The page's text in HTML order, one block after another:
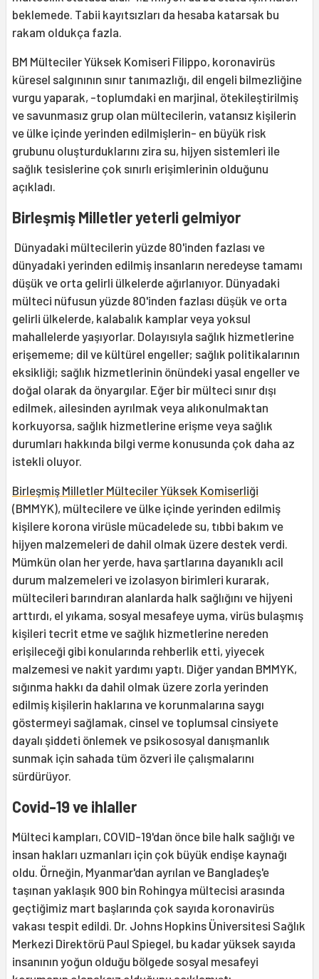
beklemede. Tabii kayıtsızları da hesaba katarsak bu
rakam oldukça fazla.
BM Mülteciler Yüksek Komiseri Filippo, koronavirüs
küresel salgınının sınır tanımazlığı, dil engeli bilmezliğine
vurgu yaparak, -toplumdaki en marjinal, ötekileştirilmiş
ve savunmasız grup olan mültecilerin, vatansız kişilerin
ve ülke içinde yerinden edilmişlerin- en büyük risk
grubunu oluşturduklarını zira su, hijyen sistemleri ile
sağlık tesislerine çok sınırlı erişimlerinin olduğunu
açıkladı.
Birleşmiş Milletler yeterli gelmiyor
Dünyadaki mültecilerin yüzde 80'inden fazlası ve
dünyadaki yerinden edilmiş insanların neredeyse tamamı
düşük ve orta gelirli ülkelerde ağırlanıyor. Dünyadaki
mülteci nüfusun yüzde 80'inden fazlası düşük ve orta
gelirli ülkelerde, kalabalık kamplar veya yoksul
mahallelerde yaşıyorlar. Dolayısıyla sağlık hizmetlerine
erişememe; dil ve kültürel engeller; sağlık politikalarının
eksikliği; sağlık hizmetlerinin önündeki yasal engeller ve
doğal olarak da önyargılar. Eğer bir mülteci sınır dışı
edilmek, ailesinden ayrılmak veya alıkonulmaktan
korkuyorsa, sağlık hizmetlerine erişme veya sağlık
durumları hakkında bilgi verme konusunda çok daha az
istekli oluyor.
Birleşmiş Milletler Mülteciler Yüksek Komiserliği
(BMMYK), mültecilere ve ülke içinde yerinden edilmiş
kişilere korona virüsle mücadelede su, tıbbi bakım ve
hijyen malzemeleri de dahil olmak üzere destek verdi.
Mümkün olan her yerde, hava şartlarına dayanıklı acil
durum malzemeleri ve izolasyon birimleri kurarak,
mültecileri barındıran alanlarda halk sağlığını ve hijyeni
arttırdı, el yıkama, sosyal mesafeye uyma, virüs bulaşmış
kişileri tecrit etme ve sağlık hizmetlerine nereden
erişileceği gibi konularında rehberlik etti, yiyecek
malzemesi ve nakit yardımı yaptı. Diğer yandan BMMYK,
sığınma hakkı da dahil olmak üzere zorla yerinden
edilmiş kişilerin haklarına ve korunmalarına saygı
göstermeyi sağlamak, cinsel ve toplumsal cinsiyete
dayalı şiddeti önlemek ve psikososyal danışmanlık
sunmak için sahada tüm özveri ile çalışmalarını
sürdürüyor.
Covid-19 ve ihlaller
Mülteci kampları, COVID-19'dan önce bile halk sağlığı ve
insan hakları uzmanları için çok büyük endişe kaynağı
oldu. Örneğin, Myanmar'dan ayrılan ve Bangladeş'e
taşınan yaklaşık 900 bin Rohingya mültecisi arasında
geçtiğimiz mart başlarında çok sayıda koronavirüs
vakası tespit edildi. Dr. Johns Hopkins Üniversitesi Sağlık
Merkezi Direktörü Paul Spiegel, bu kadar yüksek sayıda
insanının yoğun olduğu bölgede sosyal mesafeyi